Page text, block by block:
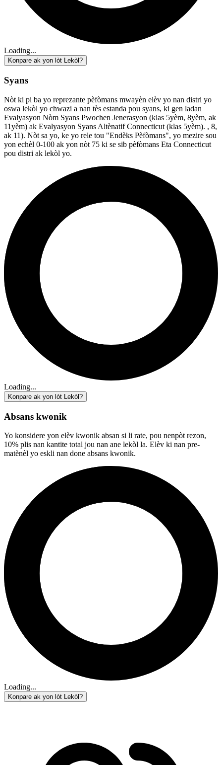
Loading...
Konpare ak yon lòt Lekòl?
Syans
Nòt ki pi ba yo reprezante pèfòmans mwayèn elèv yo nan distri yo
oswa lekòl yo chwazi a nan tès estanda pou syans, ki gen ladan
Evalyasyon Nòm Syans Pwochen Jenerasyon (klas 5yèm, 8yèm, ak
11yèm) ak Evalyasyon Syans Altènatif Connecticut (klas 5yèm). , 8,
ak 11). Nòt sa yo, ke yo rele tou "Endèks Pèfòmans", yo mezire sou
yon echèl 0-100 ak yon nòt 75 ki se sib pèfòmans Eta Connecticut
pou distri ak lekòl yo.
Loading...
Konpare ak yon lòt Lekòl?
Absans kwonik
Yo konsidere yon elèv kwonik absan si li rate, pou nenpòt rezon,
10% plis nan kantite total jou nan ane lekòl la. Elèv ki nan pre-
matènèl yo eskli nan done absans kwonik.
Loading...
Konpare ak yon lòt Lekòl?